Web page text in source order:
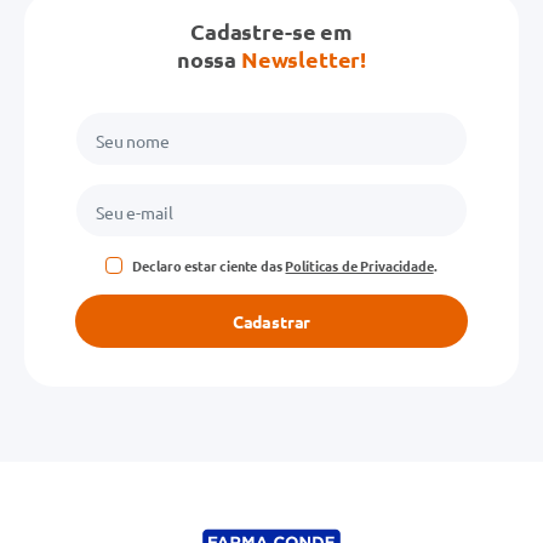
Cadastre-se em
nossa Newsletter!
Declaro estar ciente dasPolíticas de Privacidade.
Cadastrar